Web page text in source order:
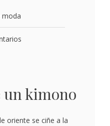
moda
un kimono
oriente se ciñe a la